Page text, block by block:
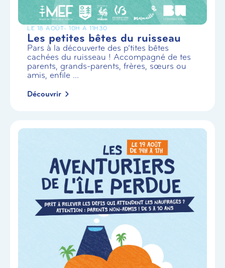
LE 18 AOÛT- 10H À 11H30
Les petites bêtes du ruisseau
Pars à la découverte des p’tites bêtes
cachées du ruisseau ! Accompagné de tes
parents, grands-parents, frères, sœurs ou
amis, enfile ...
Découvrir